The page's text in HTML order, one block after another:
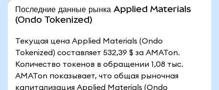
Последние данные рынка Applied Materials
(Ondo Tokenized)
Текущая цена Applied Materials (Ondo
Tokenized) составляет 532,39 $ за AMATon.
Количество токенов в обращении 1,08 тыс.
AMATon показывает, что общая рыночная
капитализация Applied Materials (Ondo